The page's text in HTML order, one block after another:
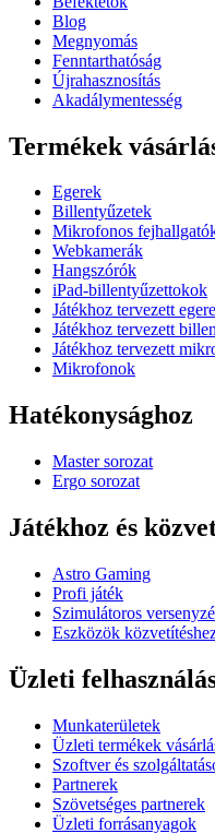
Blog
Megnyomás
Fenntarthatóság
Újrahasznosítás
Akadálymentesség
Termékek
Egerek
Billentyűzetek
Mikrofonos
Webkamerák
Hangszórók
iPad-billentyűzettokok
Játékhoz tervezett
Játékhoz tervezett
Játékhoz tervezett
Mikrofonok
Hatékonysághoz
Master sorozat
Ergo sorozat
Játékhoz és
Astro Gaming
Profi játék
Szimulátoros
Eszközök
Üzleti
Munkaterületek
Üzleti termékek
Szoftver és
Partnerek
Szövetséges partnerek
Üzleti forrásanyagok